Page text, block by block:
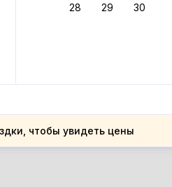
28 29 30
чтобы увидеть цены